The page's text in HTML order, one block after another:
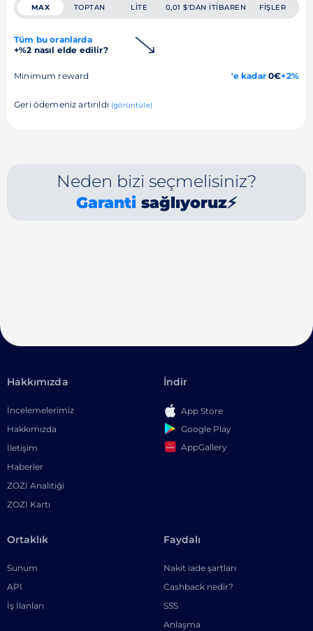
MAX TOPTAN LITE 0,01 $'DAN ITIBAREN FIŞLER
Tüm bu oranlarda
+%2 nasıl elde edilir?
Minimum reward 'e kadar0€+2%
Geri ödemeniz artırıldı (görüntüle)
Neden bizi seçmelisiniz?
Garanti sağlıyoruz⚡
Hakkımızda
İncelemelerimiz
Hakkımızda
İletişim
Haberler
ZOZI Analitiği
ZOZI Kartı
İndir
App Store
Google Play
AppGallery
Ortaklık
Sunum
API
İş İlanları
Faydalı
Nakit iade şartları
Cashback nedir?
SSS
Anlaşma